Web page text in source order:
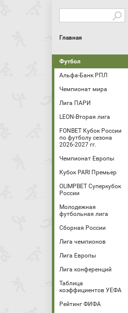
Главная
Футбол
Альфа-Банк РПЛ
Чемпионат мира
Лига ПАРИ
LEON-Вторая лига
FONBET Кубок России
по футболу сезона
2026-2027 гг.
Чемпионат Европы
Кубок PARI Премьер
OLIMPBET Суперкубок
России
Молодежная
футбольная лига
Сборная России
Лига чемпионов
Лига Европы
Лига конференций
Таблица
коэффициентов УЕФА
Рейтинг ФИФА